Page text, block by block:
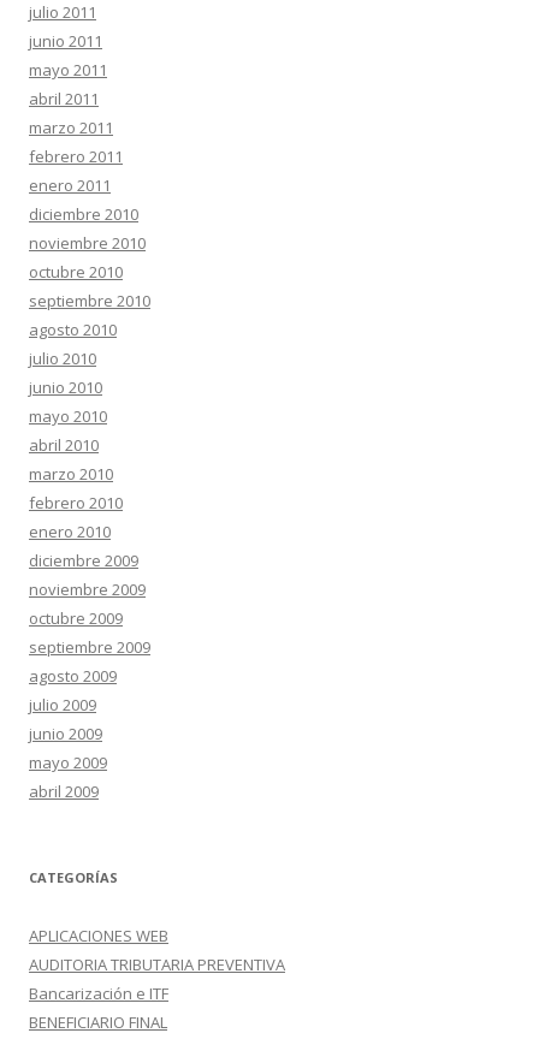
julio 2011
junio 2011
mayo 2011
abril 2011
marzo 2011
febrero 2011
enero 2011
diciembre 2010
noviembre 2010
octubre 2010
septiembre 2010
agosto 2010
julio 2010
junio 2010
mayo 2010
abril 2010
marzo 2010
febrero 2010
enero 2010
diciembre 2009
noviembre 2009
octubre 2009
septiembre 2009
agosto 2009
julio 2009
junio 2009
mayo 2009
abril 2009
CATEGORÍAS
APLICACIONES WEB
AUDITORIA TRIBUTARIA PREVENTIVA
Bancarización e ITF
BENEFICIARIO FINAL